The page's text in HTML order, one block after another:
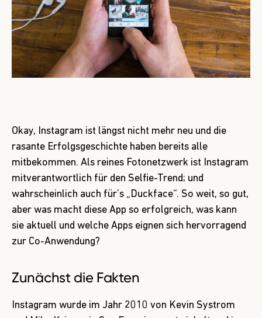
Okay, Instagram ist längst nicht mehr neu und die
rasante Erfolgsgeschichte haben bereits alle
mitbekommen. Als reines Fotonetzwerk ist Instagram
mitverantwortlich für den Selfie-Trend; und
wahrscheinlich auch für’s „Duckface“. So weit, so gut,
aber was macht diese App so erfolgreich, was kann
sie aktuell und welche Apps eignen sich hervorragend
zur Co-Anwendung?
Zunächst die Fakten
Instagram wurde im Jahr 2010 von Kevin Systrom